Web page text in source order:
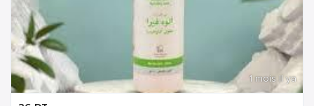
1 mois Il ya